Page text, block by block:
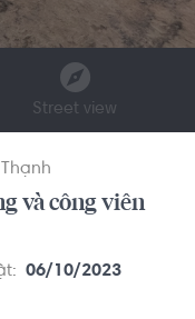
Street view
và công viên
06/10/2023